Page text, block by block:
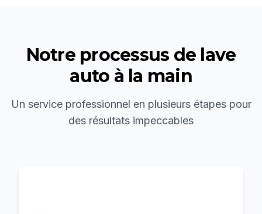
Notre processus de lave
auto à la main
Un service professionnel en plusieurs étapes pour
des résultats impeccables